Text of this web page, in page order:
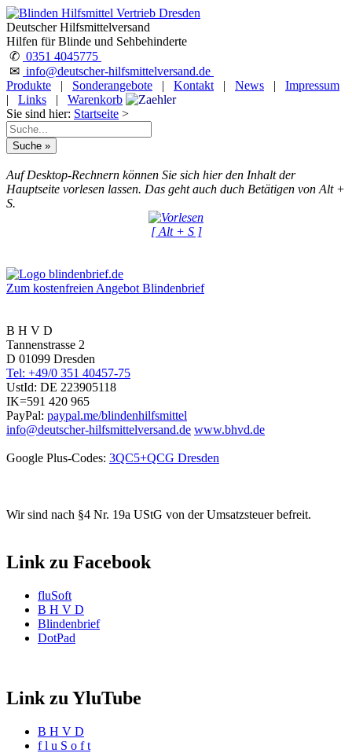
Deutscher Hilfsmittelversand
Hilfen für Blinde und Sehbehinderte
✆ 0351 4045775
✉ info@deutscher-hilfsmittelversand.de
Produkte
| Sonderangebote | Kontakt | News |
Impressum
|
Links |
Warenkorb
Sie sind hier: Startseite >
Auf Desktop-Rechnern können Sie sich hier den Inhalt der
Hauptseite vorlesen lassen. Das geht auch duch Betätigen von Alt +
S.
[ Alt + S ]
Zum kostenfreien Angebot Blindenbrief
B H V D
Tannenstrasse 2
D 01099 Dresden
Tel: +49/0 351 40457-75
UstId: DE 223905118
IK=591 420 965
PayPal: paypal.me/blindenhilfsmittel
info@deutscher-hilfsmittelversand.de www.bhvd.de
Google Plus-Codes: 3QC5+QCG Dresden
Wir sind nach §4 Nr. 19a UStG von der Umsatzsteuer befreit.
Link zu Facebook
fluSoft
B H V D
Blindenbrief
DotPad
Link zu YluTube
B H V D
f l u S o f t